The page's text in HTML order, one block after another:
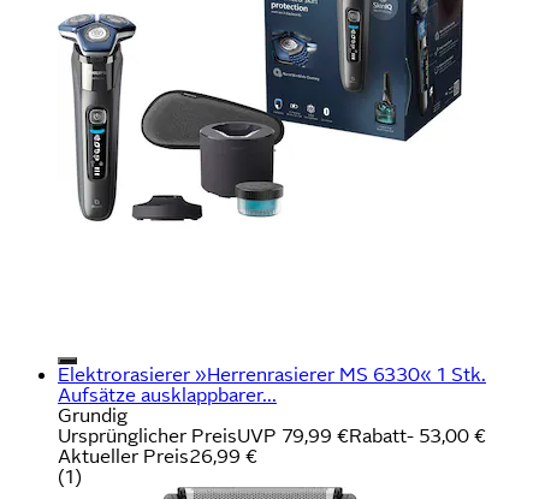
Elektrorasierer »Herrenrasierer MS 6330« 1 Stk.
Aufsätze ausklappbarer...
Grundig
Ursprünglicher PreisUVP 79,99 €Rabatt- 53,00 €
Aktueller Preis26,99 €
(1)